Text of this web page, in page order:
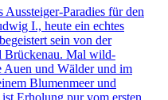
Aussteiger-Paradies für den
I., heute ein echtes
sein von der
Brückenau. Mal wild-
Auen und Wälder und im
Blumenmeer und
Erholung pur vom ersten